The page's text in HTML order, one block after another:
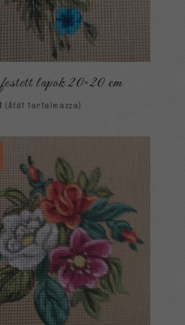
lapok 20×20 cm
Current
800 Ft.
(Áfát tartalmazza)